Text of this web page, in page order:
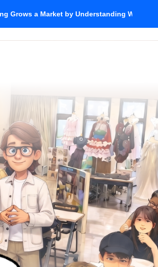
Grows a Market by Understanding Who Pays